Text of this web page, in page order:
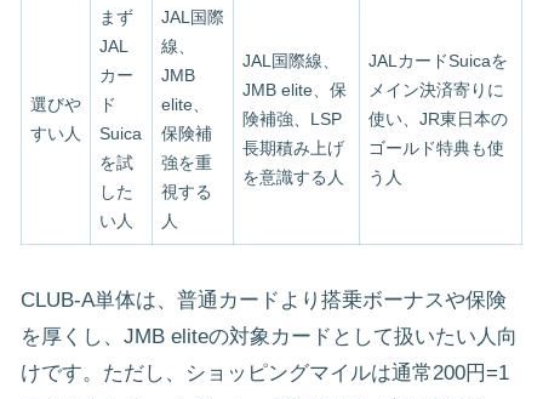
選びや
すい人
まず
JAL
カー
ド
Suica
を試
した
い人
JAL国際
線、
JMB
elite、
保険補
強を重
視する
人
JAL国際線、
JMB elite、保
険補強、LSP
長期積み上げ
を意識する人
JALカードSuicaを
メイン決済寄りに
使い、JR東日本の
ゴールド特典も使
う人
CLUB-A単体は、普通カードより搭乗ボーナスや保険
を厚くし、JMB eliteの対象カードとして扱いたい人向
けです。ただし、ショッピングマイルは通常200円=1